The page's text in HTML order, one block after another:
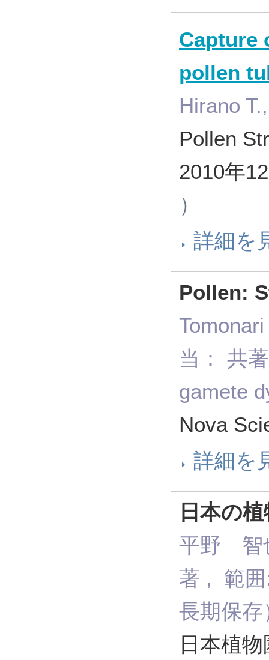
Capture
pollen
Hirano
Pollen
2010年
）
詳細を
Pollen:
当： 共
gamete
Nova
詳細を
日本の
平野 智
著 , 範囲
長期保存
日本植